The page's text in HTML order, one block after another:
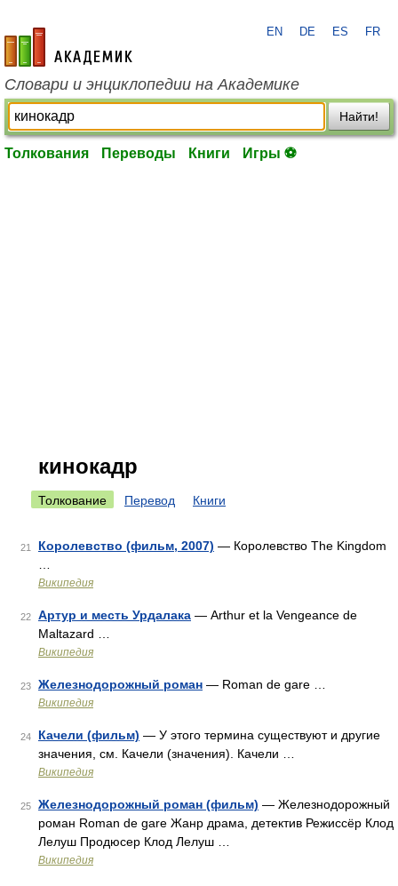
academic.ru
EN DE ES FR
Словари и энциклопедии на Академике
Найти!
Толкования Переводы Книги Игры ⚽
кинокадр
Толкование Перевод Книги
21 Королевство (фильм, 2007) — Королевство The Kingdom
Википедия
22 Артур и месть Урдалака — Arthur et la Vengeance de
Maltazard …
Википедия
23 Железнодорожный роман — Roman de gare …
Википедия
24 Качели (фильм) — У этого термина существуют и другие
значения, см. Качели (значения). Качели …
Википедия
25 Железнодорожный роман (фильм) — Железнодорожный
роман Roman de gare Жанр драма, детектив Режиссёр Клод
Лелуш Продюсер Клод Лелуш …
Википедия